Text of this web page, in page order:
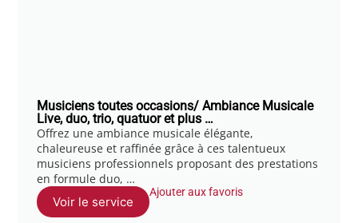
Musiciens toutes occasions/ Ambiance Musicale
Live, duo, trio, quatuor et plus …
Offrez une ambiance musicale élégante,
chaleureuse et raffinée grâce à ces talentueux
musiciens professionnels proposant des prestations
en formule duo, …
Voir le service
Ajouter aux favoris